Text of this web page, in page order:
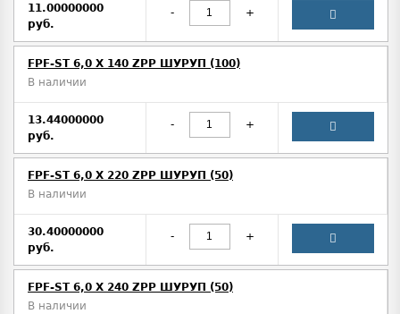
11.00000000
руб.
- +
FPF-ST 6,0 X 140 ZPP ШУРУП (100)
В наличии
13.44000000
руб.
- +
FPF-ST 6,0 X 220 ZPP ШУРУП (50)
В наличии
30.40000000
руб.
- +
FPF-ST 6,0 X 240 ZPP ШУРУП (50)
В наличии